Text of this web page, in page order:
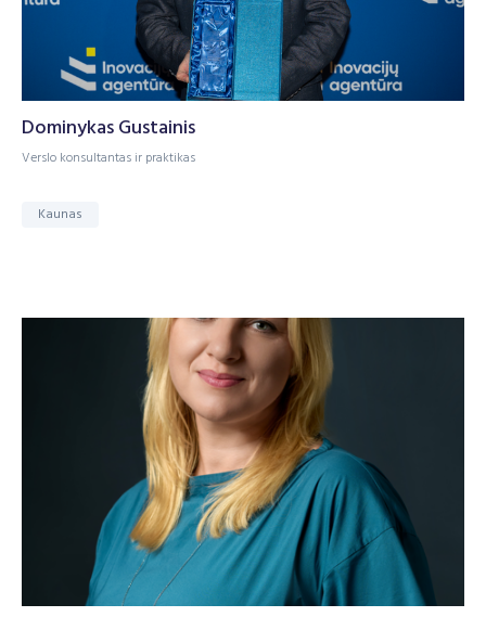
Dominykas Gustainis
Verslo konsultantas ir praktikas
Kaunas